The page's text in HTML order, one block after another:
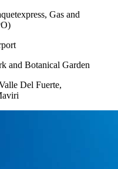
Gas and
and Botanical Garden
Del Fuerte,